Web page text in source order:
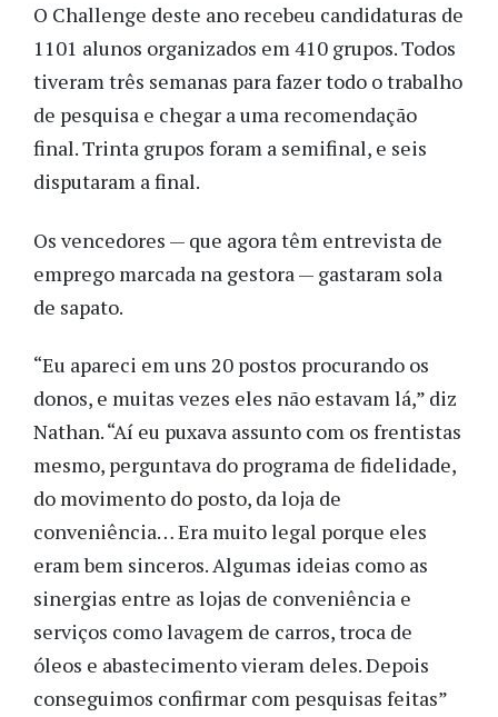
O Challenge deste ano recebeu candidaturas de
1101 alunos organizados em 410 grupos. Todos
tiveram três semanas para fazer todo o trabalho
de pesquisa e chegar a uma recomendação
final. Trinta grupos foram a semifinal, e seis
disputaram a final.
Os vencedores — que agora têm entrevista de
emprego marcada na gestora — gastaram sola
de sapato.
“Eu apareci em uns 20 postos procurando os
donos, e muitas vezes eles não estavam lá,” diz
Nathan. “Aí eu puxava assunto com os frentistas
mesmo, perguntava do programa de fidelidade,
do movimento do posto, da loja de
conveniência… Era muito legal porque eles
eram bem sinceros. Algumas ideias como as
sinergias entre as lojas de conveniência e
serviços como lavagem de carros, troca de
óleos e abastecimento vieram deles. Depois
conseguimos confirmar com pesquisas feitas”